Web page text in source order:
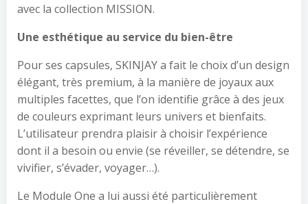
avec la collection MISSION.
Une esthétique au service du bien-être
Pour ses capsules, SKINJAY a fait le choix d’un design
élégant, très premium, à la manière de joyaux aux
multiples facettes, que l’on identifie grâce à des jeux
de couleurs exprimant leurs univers et bienfaits.
L’utilisateur prendra plaisir à choisir l’expérience
dont il a besoin ou envie (se réveiller, se détendre, se
vivifier, s’évader, voyager…).
Le Module One a lui aussi été particulièrement